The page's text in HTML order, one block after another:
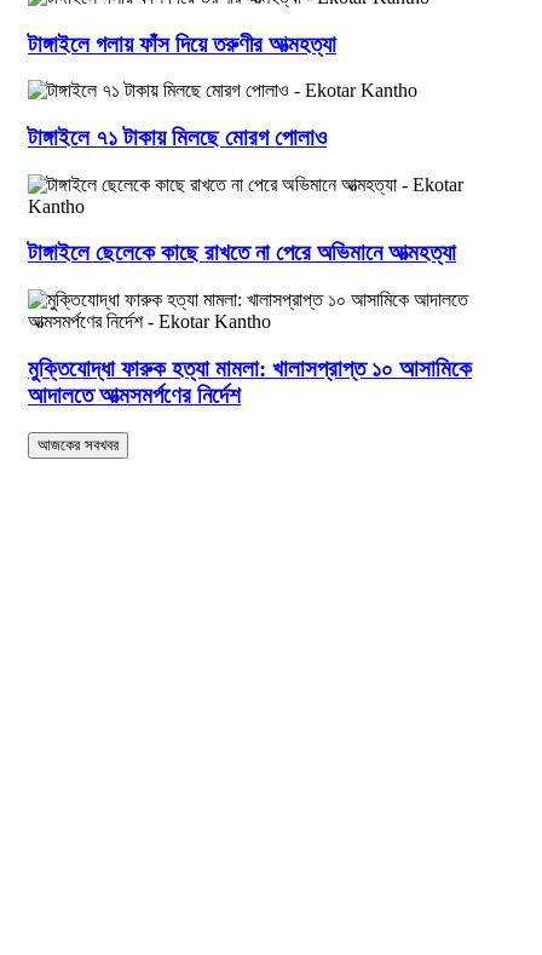
টাঙ্গাইলে গলায় ফাঁস দিয়ে তরুণীর আত্মহত্যা
টাঙ্গাইলে ৭১ টাকায় মিলছে মোরগ পোলাও
টাঙ্গাইলে ছেলেকে কাছে রাখতে না পেরে অভিমানে আত্মহত্যা
মুক্তিযোদ্ধা ফারুক হত্যা মামলা: খালাসপ্রাপ্ত ১০ আসামিকে
আদালতে আত্মসমর্পণের নির্দেশ